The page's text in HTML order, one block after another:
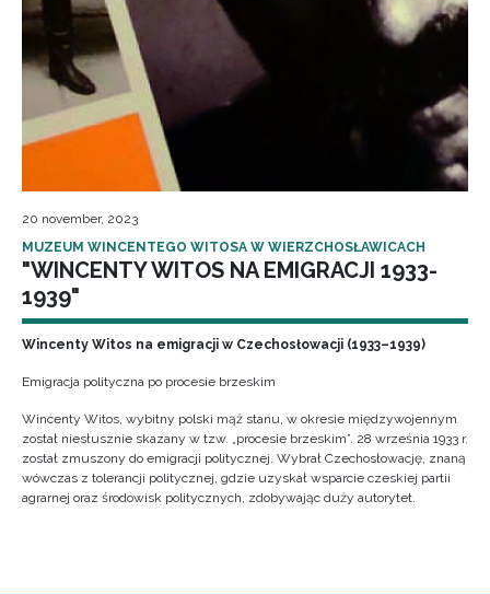
20 november, 2023
MUZEUM WINCENTEGO WITOSA W WIERZCHOSŁAWICACH
"WINCENTY WITOS NA EMIGRACJI 1933-
1939"
Wincenty Witos na emigracji w Czechosłowacji (1933–1939)
Emigracja polityczna po procesie brzeskim
Wincenty Witos, wybitny polski mąż stanu, w okresie międzywojennym
został niesłusznie skazany w tzw. „procesie brzeskim”. 28 września 1933 r.
został zmuszony do emigracji politycznej. Wybrał Czechosłowację, znaną
wówczas z tolerancji politycznej, gdzie uzyskał wsparcie czeskiej partii
agrarnej oraz środowisk politycznych, zdobywając duży autorytet.